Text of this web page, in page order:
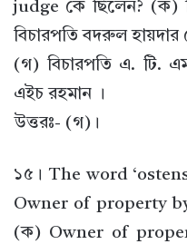
judge কে ছিলেন? (ক)
বিচারপতি বদরুল হায়দার
(গ) বিচারপতি এ. টি.
এইচ রহমান ।
উত্তরঃ- (গ)।
১৫। The word
Owner of property
(ক) Owner of